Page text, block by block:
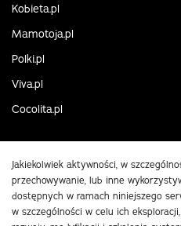
Kobieta.pl
Mamotoja.pl
Polki.pl
Viva.pl
Cocolita.pl
Jakiekolwiek aktywności, w
przechowywanie, lub inne
dostępnych w ramach niniejszego
w szczególności w celu ich